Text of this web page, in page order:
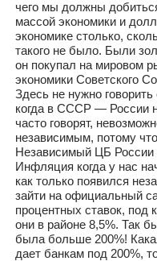
чего мы должны
массой экономики и
экономике столько,
такого не было. Были
он покупал на мировом
экономики Советского
Здесь не нужно
когда в СССР — России
часто говорят,
независимым, потому
Независимый ЦБ России
Инфляция когда у нас
как только появился
зайти на офи­циальный
процентных ставок, под
они в районе 8,5%. Так
была больше 200%!
дает банкам под 200%,